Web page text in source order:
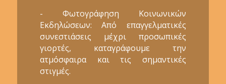
- Φωτογράφηση Κοινωνικών
Εκδηλώσεων: Από επαγγελματικές
συνεστιάσεις μέχρι προσωπικές
γιορτές, καταγράφουμε την
ατμόσφαιρα και τις σημαντικές
στιγμές.